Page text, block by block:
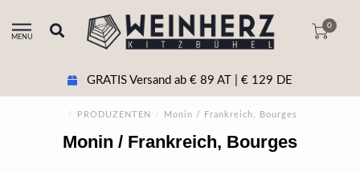
MENU
0
GRATIS Versand ab € 89 AT | € 129 DE
/ PRODUZENTEN / Monin / Frankreich, Bourges
Monin / Frankreich, Bourges